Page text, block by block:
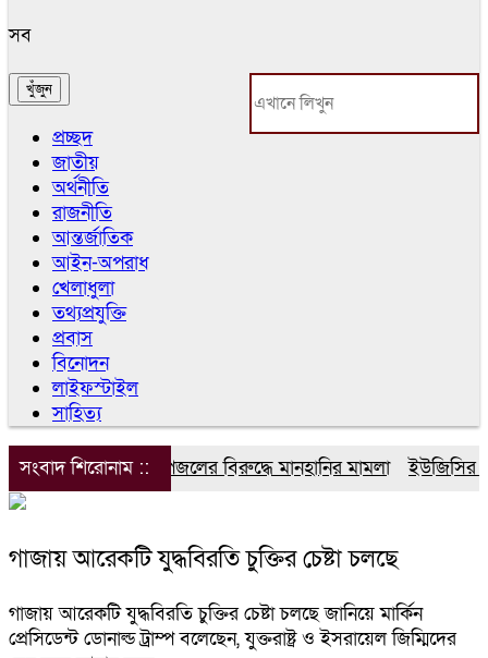
সব
প্রচ্ছদ
জাতীয়
অর্থনীতি
রাজনীতি
আন্তর্জাতিক
আইন-অপরাধ
খেলাধুলা
তথ্যপ্রযুক্তি
প্রবাস
বিনোদন
লাইফস্টাইল
সাহিত্য
সংবাদ শিরোনাম ::ডিপজলের বিরুদ্ধে মানহানির মামলা ইউজিসির
গাজায় আরেকটি যুদ্ধবিরতি চুক্তির চেষ্টা চলছে
গাজায় আরেকটি যুদ্ধবিরতি চুক্তির চেষ্টা চলছে জানিয়ে মার্কিন
প্রেসিডেন্ট ডোনাল্ড ট্রাম্প বলেছেন, যুক্তরাষ্ট্র ও ইসরায়েল জিম্মিদের